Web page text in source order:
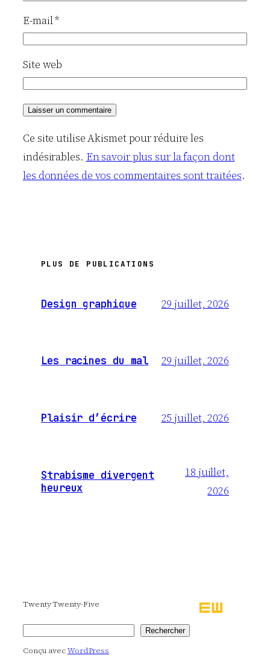
E-mail*
Site web
Ce site utilise Akismet pour réduire les
indésirables. En savoir plus sur la façon dont
les données de vos commentaires sont traitées.
PLUS DE PUBLICATIONS
Design graphique 29 juillet, 2026
Les racines du mal 29 juillet, 2026
Plaisir d’écrire 25 juillet, 2026
Strabisme divergent
heureux
18 juillet,
2026
Twenty Twenty-Five
Rechercher
Conçu avecWordPress